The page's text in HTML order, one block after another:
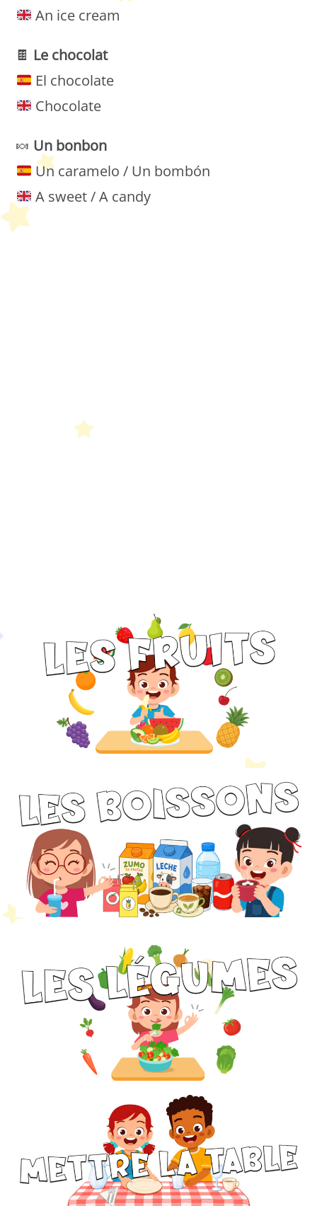
An ice cream
🍫 Le chocolat
El chocolate
Chocolate
🍬 Un bonbon
Un caramelo / Un bombón
A sweet / A candy